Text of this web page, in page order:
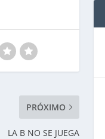
PRÓXIMO
LA B NO SE JUEGA